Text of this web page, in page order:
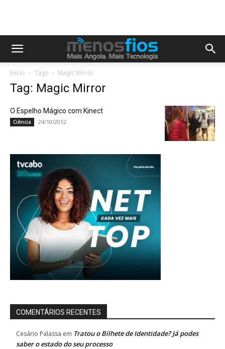
Início Tags Magic Mirror
Tag: Magic Mirror
O Espelho Mágico com Kinect
Ciência 24/10/2012
COMENTÁRIOS RECENTES
Cesário Palassa em Tratou o Bilhete de Identidade? Já podes
saber o estado do seu processo